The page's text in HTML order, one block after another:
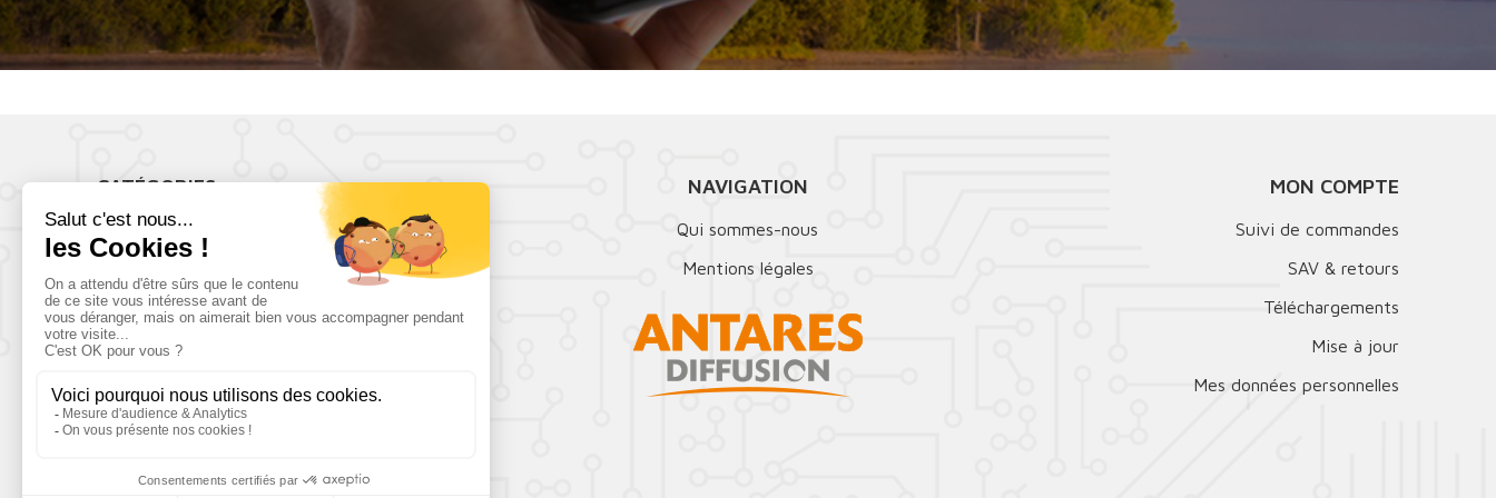
CATÉGORIES
Antennes
Sécurité
Batteries
Convertisseurs/chargeurs
Solaire
NAVIGATION
Qui sommes-nous
Mentions légales
MON COMPTE
Suivi de commandes
SAV & retours
Téléchargements
Mise à jour
Mes données personnelles